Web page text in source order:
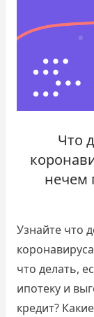
Что
нечем
Узнайте что
что делать,
ипотеку и
кредит?